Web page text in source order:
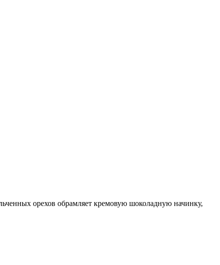
орехов обрамляет кремовую шоколадную начинку,